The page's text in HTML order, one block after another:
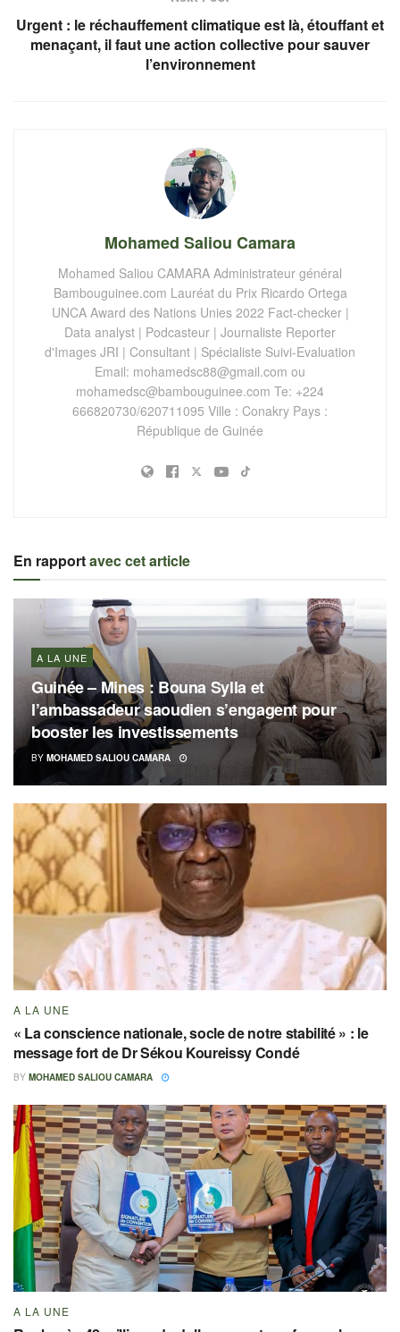
Urgent : le réchauffement climatique est là, étouffant et
menaçant, il faut une action collective pour sauver
l’environnement
Mohamed Saliou Camara
Mohamed Saliou CAMARA Administrateur général
Bambouguinee.com Lauréat du Prix Ricardo Ortega
UNCA Award des Nations Unies 2022 Fact-checker |
Data analyst | Podcasteur | Journaliste Reporter
d'Images JRI | Consultant | Spécialiste Suivi-Evaluation
Email: mohamedsc88@gmail.com ou
mohamedsc@bambouguinee.com Te: +224
666820730/620711095 Ville : Conakry Pays :
République de Guinée
En rapportavec cet article
A LA UNE
Guinée – Mines : Bouna Sylla et
l’ambassadeur saoudien s’engagent pour
booster les investissements
BY MOHAMED SALIOU CAMARA
A LA UNE
« La conscience nationale, socle de notre stabilité » : le
message fort de Dr Sékou Koureissy Condé
BY MOHAMED SALIOU CAMARA
A LA UNE